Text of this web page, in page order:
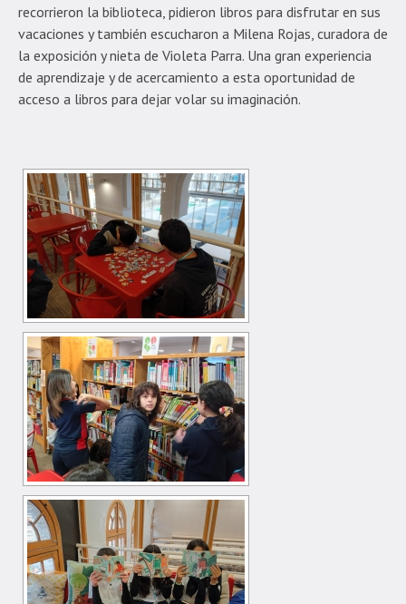
recorrieron la biblioteca, pidieron libros para disfrutar en sus
vacaciones y también escucharon a Milena Rojas, curadora de
la exposición y nieta de Violeta Parra. Una gran experiencia
de aprendizaje y de acercamiento a esta oportunidad de
acceso a libros para dejar volar su imaginación.